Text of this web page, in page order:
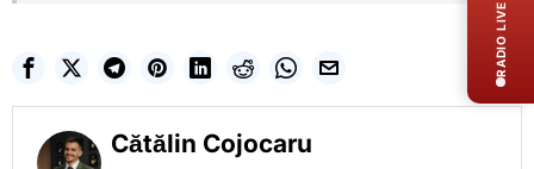
Cătălin Cojocaru
RADIO LIVE